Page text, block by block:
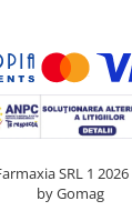
SRL 1 2026
by Gomag